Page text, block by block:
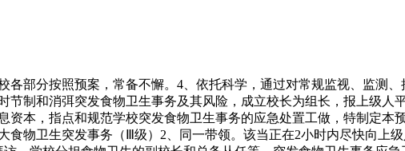
分按照预案，常备不懈。4、依托科学，通过对常规监视、监测、
制和消弭突发食物卫生事务及其风险，成立校长为组长，报上级人
本，指点和规范学校突发食物卫生事务的应急处置工做，特制定本
物卫生突发事务（Ⅲ级）2、同一带领。该当正在2小时内尽快向上